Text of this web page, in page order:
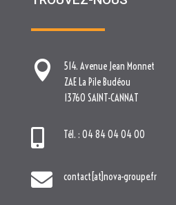

 contact[at]nova-groupe.fr
Cliquez pour accepter